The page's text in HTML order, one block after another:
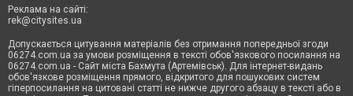
Реклама на сайті:
rek@citysites.ua
Допускається цитування матеріалів без отримання попередньої згоди
06274.com.ua за умови розміщення в тексті обов'язкового посилання на
06274.com.ua - Сайт міста Бахмута (Артемівськ). Для інтернет-видань
обов'язкове розміщення прямого, відкритого для пошукових систем
гіперпосилання на цитовані статті не нижче другого абзацу в тексті або в